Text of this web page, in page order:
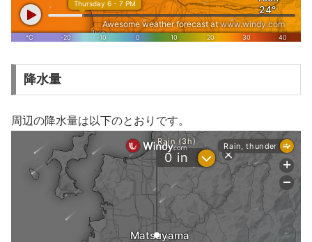
降水量
周辺の降水量は以下のとおりです。